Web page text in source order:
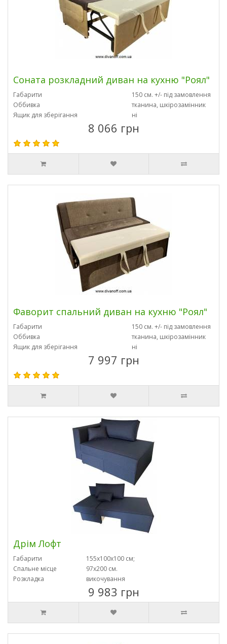
Соната розкладний диван на кухню "Роял"
Габарити
150 см. +/- під замовлення
Оббивка
тканина, шкірозамінник
Ящик для зберігання
ні
8 066 грн
Фаворит спальний диван на кухню "Роял"
Габарити
150 см. +/- під замовлення
Оббивка
тканина, шкірозамінник
Ящик для зберігання
ні
7 997 грн
Дрім Лофт
Габарити
155х100х100 см;
Спальне місце
97х200 см.
Розкладка
викочування
9 983 грн